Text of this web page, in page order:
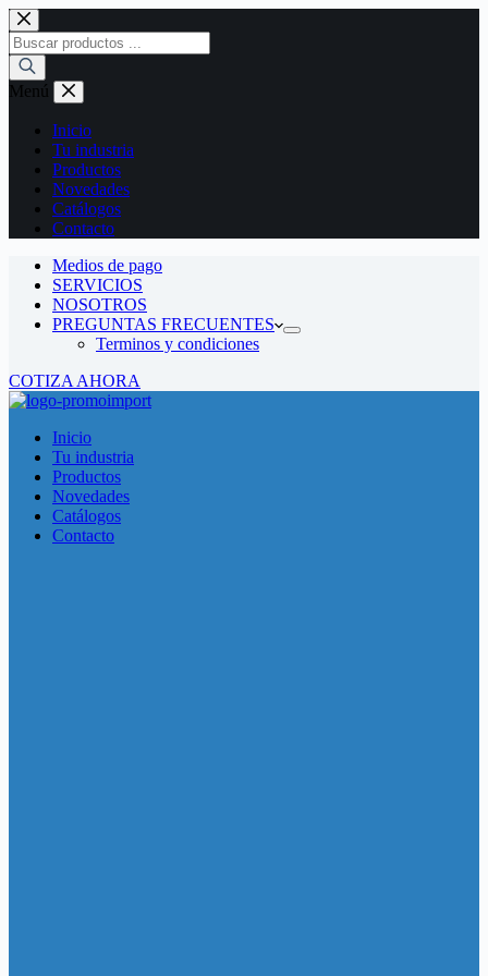
Saltar
al
contenido
Búsqueda
de
productos
Menú
Inicio
Tu industria
Productos
Novedades
Catálogos
Contacto
Medios de pago
SERVICIOS
NOSOTROS
PREGUNTAS FRECUENTES
Terminos y condiciones
COTIZA AHORA
Inicio
Tu industria
Productos
Novedades
Catálogos
Contacto